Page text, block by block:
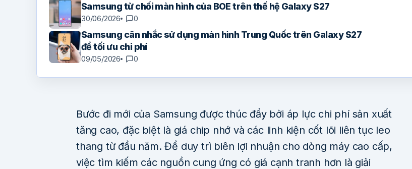
Samsung từ chối màn hình của BOE trên thế hệ Galaxy S27
30/06/2026 0
Samsung cân nhắc sử dụng màn hình Trung Quốc trên Galaxy S27
để tối ưu chi phí
09/05/2026 0
Bước đi mới của Samsung được thúc đẩy bởi áp lực chi phí sản xuất
tăng cao, đặc biệt là giá chip nhớ và các linh kiện cốt lõi liên tục leo
thang từ đầu năm. Để duy trì biên lợi nhuận cho dòng máy cao cấp,
việc tìm kiếm các nguồn cung ứng có giá cạnh tranh hơn là giải